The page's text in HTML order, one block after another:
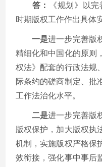
答： 《规划》以完
时期版权工作作出具体
一是进一步完善版
精细化和中国化的原则
权法》配套的行政法规
际条约的磋商制定、批
工作法治化水平。
二是进一步完善版
版权保护，加大版权执
机制，实施版权严格保
效衔接，强化事中事后